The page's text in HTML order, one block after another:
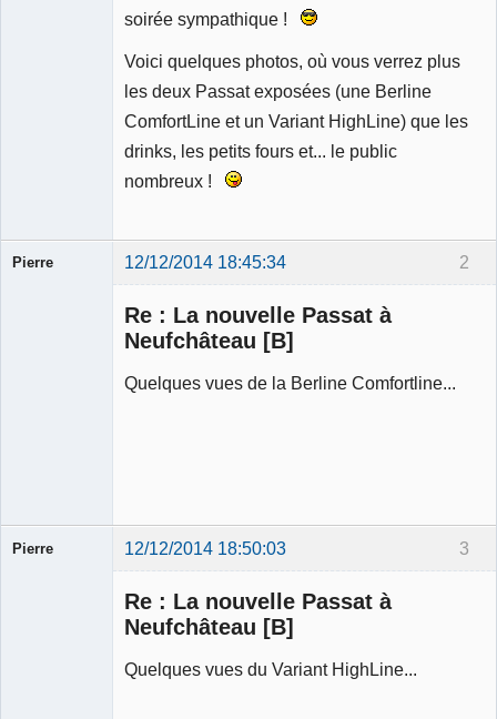
soirée sympathique !
Voici quelques photos, où vous verrez plus
les deux Passat exposées (une Berline
ComfortLine et un Variant HighLine) que les
drinks, les petits fours et... le public
nombreux !
2
Pierre 12/12/2014 18:45:34
Re : La nouvelle Passat à
Neufchâteau [B]
Quelques vues de la Berline Comfortline...
3
Pierre 12/12/2014 18:50:03
Re : La nouvelle Passat à
Neufchâteau [B]
Quelques vues du Variant HighLine...